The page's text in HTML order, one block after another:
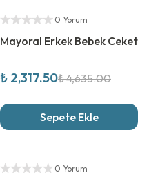
Yetkili Satıcı
0 Yorum
Mayoral Erkek Bebek Ceket
₺ 2,317.50₺ 4,635.00
Sepete Ekle
Yetkili Satıcı
0 Yorum